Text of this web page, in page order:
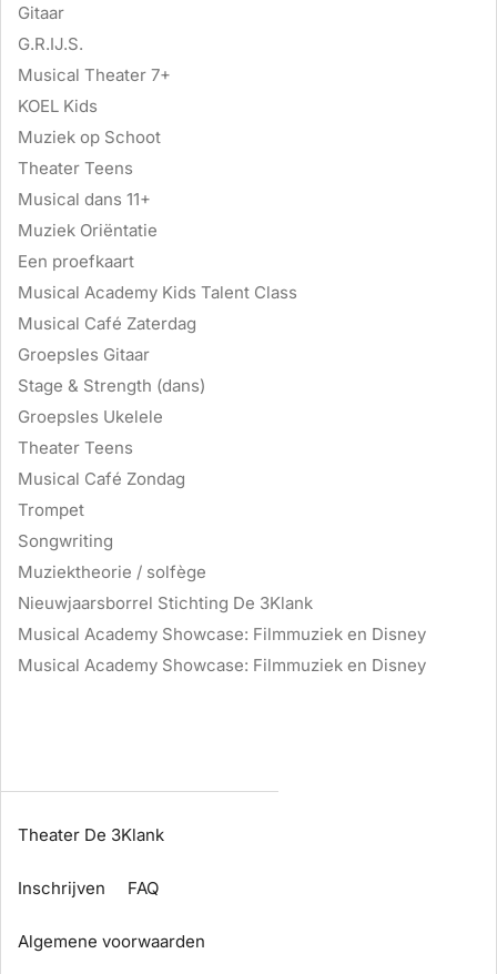
Gitaar
G.R.IJ.S.
Musical Theater 7+
KOEL Kids
Muziek op Schoot
Theater Teens
Musical dans 11+
Muziek Oriëntatie
Een proefkaart
Musical Academy Kids Talent Class
Musical Café Zaterdag
Groepsles Gitaar
Stage & Strength (dans)
Groepsles Ukelele
Theater Teens
Musical Café Zondag
Trompet
Songwriting
Muziektheorie / solfège
Nieuwjaarsborrel Stichting De 3Klank
Musical Academy Showcase: Filmmuziek en Disney
Musical Academy Showcase: Filmmuziek en Disney
Theater De 3Klank
Inschrijven FAQ
Algemene voorwaarden